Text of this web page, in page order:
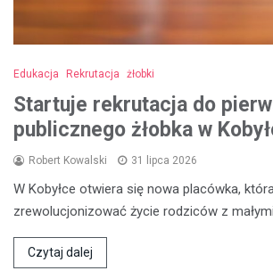
Edukacja Rekrutacja żłobki
Startuje rekrutacja do
publicznego żłobka w
Robert Kowalski 31 lipca 2026
W Kobyłce otwiera się nowa placówka,
zrewolucjonizować życie rodziców z
Czytaj dalej